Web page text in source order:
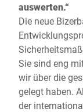
auswerten.“
Die neue
Sie sind eng
wir über die
gelegt haben.
der